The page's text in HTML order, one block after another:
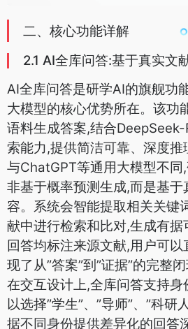
二、核心功能详解
2.1 AI全库问答:基于真实文
AI全库问答是研学AI的旗舰功
大模型的核心优势所在。该功
语料生成答案,结合DeepSeek-
索能力,提供简洁可靠、深度推
与ChatGPT等通用大模型不
非基于概率预测生成,而是基于
容。系统会智能提取相关关键
献中进行检索和比对,生成有
回答均标注来源文献,用户可
现了从”答案”到”证据”的完整闭
在交互设计上,全库问答支持
以选择”学生”、”导师”、”科研
据不同身份提供差异化的回答